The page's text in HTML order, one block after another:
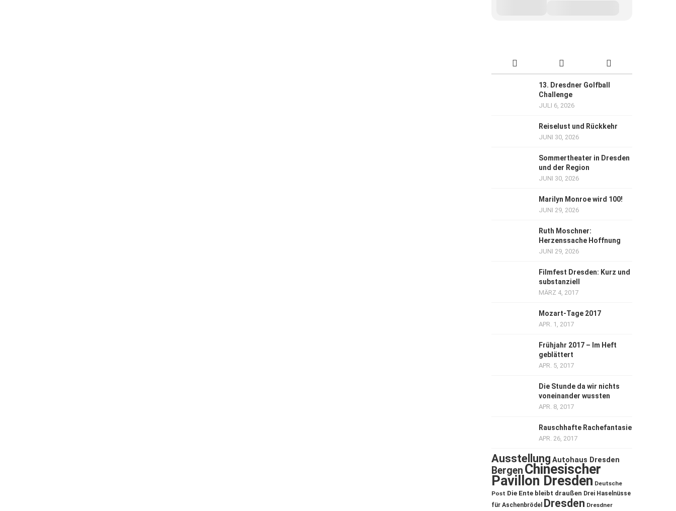
13. Dresdner Golfball
Challenge
JULI 6, 2026
Reiselust und Rückkehr
JUNI 30, 2026
Sommertheater in Dresden
und der Region
JUNI 30, 2026
Marilyn Monroe wird 100!
JUNI 29, 2026
Ruth Moschner:
Herzenssache Hoffnung
JUNI 29, 2026
Filmfest Dresden: Kurz und
substanziell
MÄRZ 4, 2017
Mozart-Tage 2017
APR. 1, 2017
Frühjahr 2017 – Im Heft
geblättert
APR. 5, 2017
Die Stunde da wir nichts
voneinander wussten
APR. 8, 2017
Rauschhafte Rachefantasie
APR. 26, 2017
Ausstellung Autohaus Dresden
Bergen Chinesischer
Pavillon Dresden Deutsche
Post Die Ente bleibt draußen Drei Haselnüsse
für Aschenbrödel
Dresden Dresdner